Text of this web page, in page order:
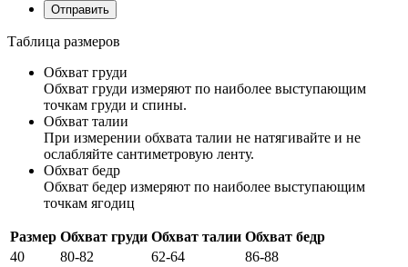
Таблица размеров
Обхват груди
Обхват груди измеряют по наиболее выступающим
точкам груди и спины.
Обхват талии
При измерении обхвата талии не натягивайте и не
ослабляйте сантиметровую ленту.
Обхват бедр
Обхват бедер измеряют по наиболее выступающим
точкам ягодиц
Размер Обхват груди Обхват талии Обхват бедр
40
80-82 62-64
86-88